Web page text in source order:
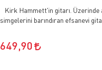
Kirk Hammett'in gitarı. Üzerinde
simgelerini barındıran efsanevi
649,90